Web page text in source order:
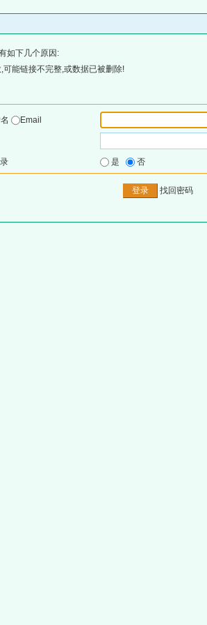
如下几个原因:
能链接不完整,或数据已被删除!
名
Email
是 否
找回密码